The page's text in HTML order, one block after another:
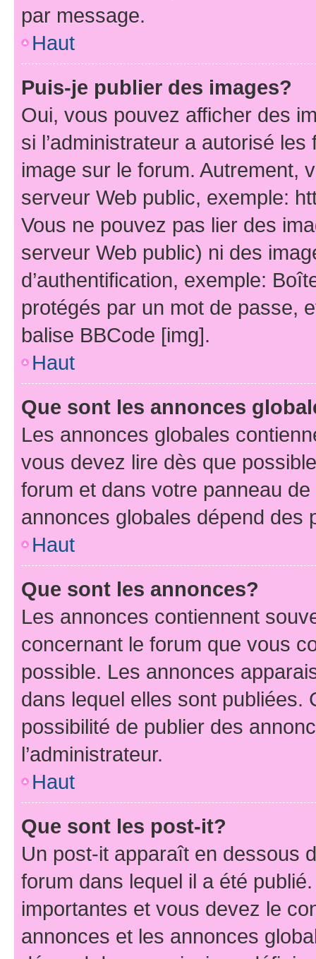
par message.
Haut
Puis-je publier des images?
Oui, vous pouvez afficher des
si l’administrateur a autorisé
image sur le forum. Autrement,
serveur Web public, exemple:
Vous ne pouvez pas lier des
serveur Web public) ni des
d’authentification, exemple:
protégés par un mot de passe,
balise BBCode [img].
Haut
Que sont les annonces
Les annonces globales
vous devez lire dès que
forum et dans votre panneau
annonces globales dépend des
Haut
Que sont les annonces?
Les annonces contiennent
concernant le forum que vous
possible. Les annonces
dans lequel elles sont publiées.
possibilité de publier des
l’administrateur.
Haut
Que sont les post-it?
Un post-it apparaît en dessous
forum dans lequel il a été
importantes et vous devez le
annonces et les annonces